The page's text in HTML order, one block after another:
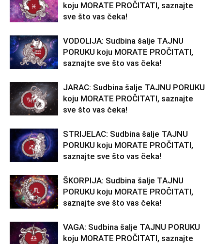
koju MORATE PROČITATI, saznajte
sve što vas čeka!
VODOLIJA: Sudbina šalje TAJNU
PORUKU koju MORATE PROČITATI,
saznajte sve što vas čeka!
JARAC: Sudbina šalje TAJNU PORUKU
koju MORATE PROČITATI, saznajte
sve što vas čeka!
STRIJELAC: Sudbina šalje TAJNU
PORUKU koju MORATE PROČITATI,
saznajte sve što vas čeka!
ŠKORPIJA: Sudbina šalje TAJNU
PORUKU koju MORATE PROČITATI,
saznajte sve što vas čeka!
VAGA: Sudbina šalje TAJNU PORUKU
koju MORATE PROČITATI, saznajte